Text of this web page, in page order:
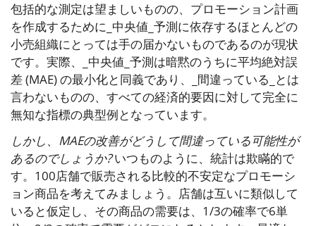
包括的な測定は望ましいものの、プロモーション計画
を作成するために_中央値_予測に依存するほとんどの
小売組織にとっては手の届かないものであるのが現状
です。実際、_中央値_予測は暗黙のうちに平均絶対誤
差 (MAE) の最小化と同義であり、_間違っている_とは
言わないものの、すべての経済的要因に対して完全に
無知な指標の典型例となっています。
しかし、MAEの改善がどうして間違っている可能性が
あるのでしょうか?いつものように、統計は欺瞞的で
す。100店舗で販売される比較的不安定なプロモーシ
ョン商品を考えてみましょう。店舗は互いに類似して
いると仮定し、その商品の需要は、1/3の確率で6単